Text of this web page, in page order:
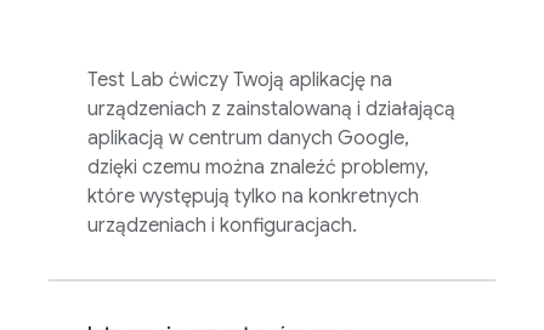
Test Lab ćwiczy Twoją aplikację na
urządzeniach z zainstalowaną i działającą
aplikacją w centrum danych Google,
dzięki czemu można znaleźć problemy,
które występują tylko na konkretnych
urządzeniach i konfiguracjach.